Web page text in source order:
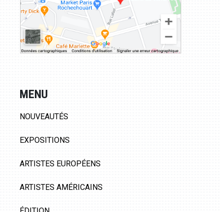
MENU
NOUVEAUTÉS
EXPOSITIONS
ARTISTES EUROPÉENS
ARTISTES AMÉRICAINS